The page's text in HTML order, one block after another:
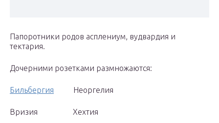
Папоротники родов асплениум, вудвардия и
тектария.
Дочерними розетками размножаются:
Бильбергия Неоргелия
Вризия Хехтия